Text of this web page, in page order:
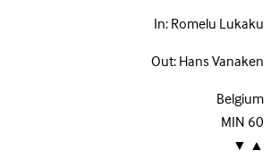
In:Romelu Lukaku
Out:Hans Vanaken
Belgium
60
MIN
▲
▼